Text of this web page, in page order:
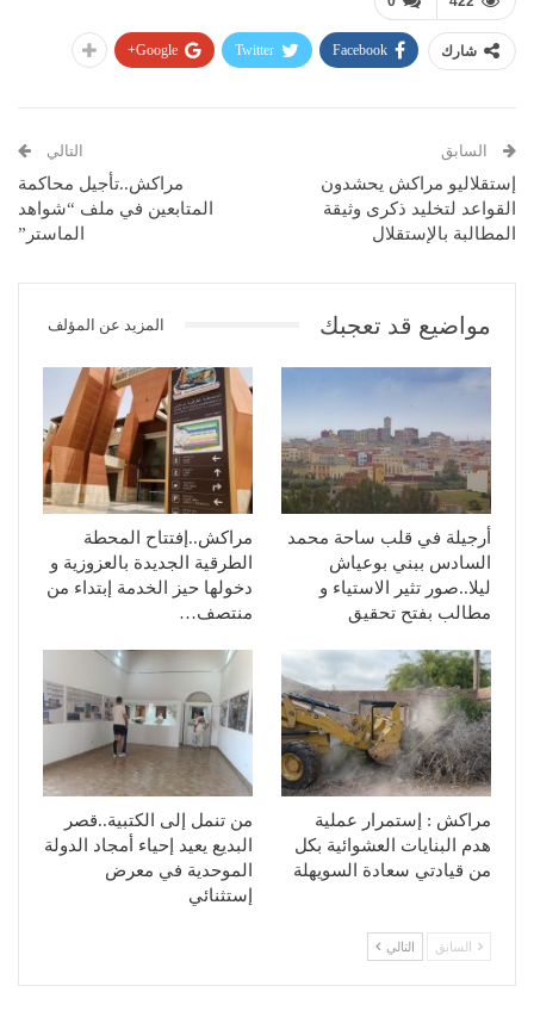
شارك Facebook
Twitter
Google+
السابق
إستقلاليو مراكش يحشدون
القواعد لتخليد ذكرى وثيقة
المطالبة بالإستقلال
التالي
مراكش..تأجيل محاكمة
المتابعين في ملف “شواهد
الماستر”
مواضيع قد تعجبك المزيد عن المؤلف
أرجيلة في قلب ساحة محمد
السادس ببني بوعياش
ليلا..صور تثير الاستياء و
مطالب بفتح تحقيق
مراكش..إفتتاح المحطة
الطرقية الجديدة بالعزوزية و
دخولها حيز الخدمة إبتداء من
منتصف…
مراكش : إستمرار عملية
هدم البنايات العشوائية بكل
من قيادتي سعادة السويهلة
من تنمل إلى الكتبية..قصر
البديع يعيد إحياء أمجاد الدولة
الموحدية في معرض
إستثنائي
السابق التالي